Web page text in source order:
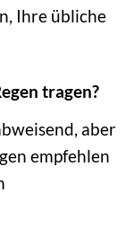
Ihre übliche
tragen?
aber
empfehlen